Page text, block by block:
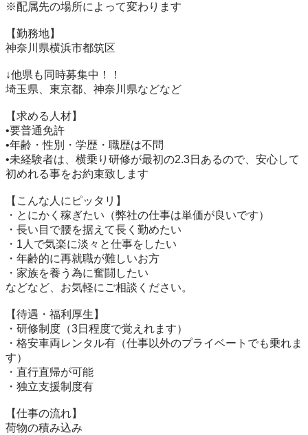
※配属先の場所によって変わります
【勤務地】
神奈川県横浜市都筑区
↓他県も同時募集中！！
埼玉県、東京都、神奈川県などなど
【求める人材】
•要普通免許
•年齢・性別・学歴・職歴は不問
•未経験者は、横乗り研修が最初の2.3日あるので、安心して
初めれる事をお約束致します
【こんな人にピッタリ】
・とにかく稼ぎたい（弊社の仕事は単価が良いです）
・長い目で腰を据えて長く勤めたい
・1人で気楽に淡々と仕事をしたい
・年齢的に再就職が難しいお方
・家族を養う為に奮闘したい
などなど、お気軽にご相談ください。
【待遇・福利厚生】
・研修制度（3日程度で覚えれます）
・格安車両レンタル有（仕事以外のプライベートでも乗れま
す）
・直行直帰が可能
・独立支援制度有
【仕事の流れ】
荷物の積み込み